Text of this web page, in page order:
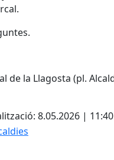
de la Llagosta (pl.
8.05.2026 | 11:40